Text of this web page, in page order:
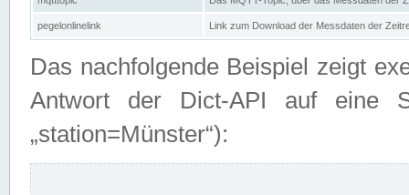
pegelonlinelink Link zum Download der Messdaten der
Das nachfolgende Beispiel zeigt
Antwort der Dict-API auf eine
„station=Münster“):